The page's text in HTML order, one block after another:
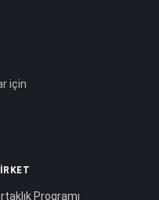
için
Programı